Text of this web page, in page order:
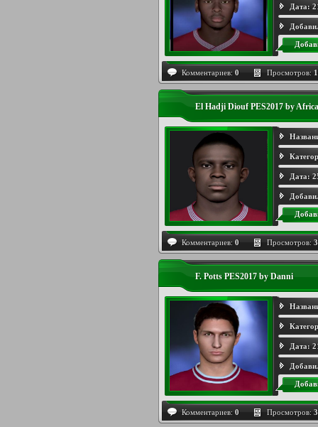
Дата:
Комментариев: 0 Просмотров:
El Hadji Diouf PES2017 by
Дата:
Комментариев: 0 Просмотров:
F. Potts PES2017 by Danni
Дата:
Комментариев: 0 Просмотров: